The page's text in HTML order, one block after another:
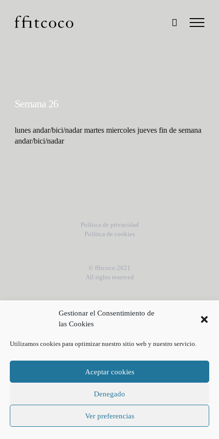
Gestionar el Consentimiento de
las Cookies
Utilizamos cookies para optimizar nuestro sitio web y nuestro servicio.
Aceptar cookies
Denegado
Ver preferencias
contenido
Semana 26
lunes andar/bici/nadar martes miercoles jueves fin de semana
andar/bici/nadar
Política de privacidad
Política de cookies
© ffitcoco 2021
All rights reserved